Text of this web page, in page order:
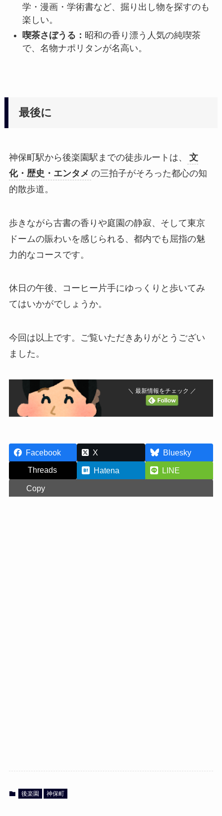
学・漫画・学術書など、掘り出し物を探すのも
楽しい。
喫茶さぼうる： 昭和の香り漂う人気の純喫茶
で、名物ナポリタンが名高い。
最後に
神保町駅から後楽園駅までの徒歩ルートは、
文
化・歴史・エンタメ の三拍子がそろった都心の知
的散歩道。
歩きながら古書の香りや庭園の静寂、そして東京
ドームの賑わいを感じられる、都内でも屈指の魅
力的なコースです。
休日の午後、コーヒー片手にゆっくりと歩いてみ
てはいかがでしょうか。
今回は以上です。ご覧いただきありがとうござい
ました。
＼ 最新情報をチェック ／
Facebook X
Bluesky
Threads
Hatena
LINE
Copy
後楽園 神保町